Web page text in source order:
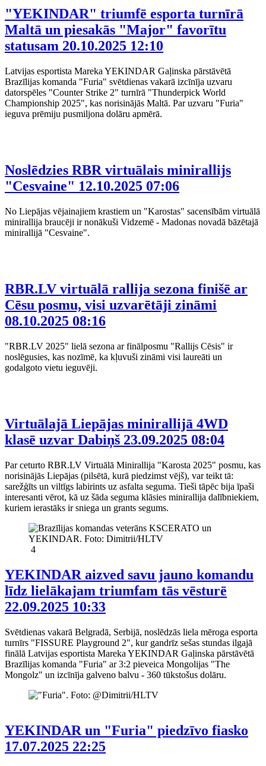
"YEKINDAR" triumfē esporta turnīrā
Maltā un piesakās "Major" favorītu
statusam 20.10.2025 12:10
Latvijas esportista Mareka YEKINDAR Gaļinska pārstāvētā
Brazīlijas komanda "Furia" svētdienas vakarā izcīnīja uzvaru
datorspēles "Counter Strike 2" turnīrā "Thunderpick World
Championship 2025", kas norisinājās Maltā. Par uzvaru "Furia"
ieguva prēmiju pusmiljona dolāru apmērā.
Noslēdzies RBR virtuālais minirallijs
"Cesvaine" 12.10.2025 07:06
No Liepājas vējainajiem krastiem un "Karostas" sacensībām virtuālā
minirallija braucēji ir nonākuši Vidzemē - Madonas novadā bāzētajā
minirallijā "Cesvaine".
RBR.LV virtuālā rallija sezona finišē ar
Cēsu posmu, visi uzvarētāji zināmi
08.10.2025 08:16
"RBR.LV 2025" lielā sezona ar finālposmu "Rallijs Cēsis" ir
noslēgusies, kas nozīmē, ka kļuvuši zināmi visi laureāti un
godalgoto vietu ieguvēji.
Virtuālajā Liepājas minirallijā 4WD
klasē uzvar Dabiņš 23.09.2025 08:04
Par ceturto RBR.LV Virtuālā Minirallija "Karosta 2025" posmu, kas
norisinājās Liepājas (pilsētā, kurā piedzimst vējš), var teikt tā:
sarežģīts un viltīgs labirints uz asfalta seguma. Tieši tāpēc bija īpaši
interesanti vērot, kā uz šāda seguma klāsies minirallija dalībniekiem,
kuriem ierastāks ir sniega un grants segums.
4
YEKINDAR aizved savu jauno komandu
līdz lielākajam triumfam tās vēsturē
22.09.2025 10:33
Svētdienas vakarā Belgradā, Serbijā, noslēdzās liela mēroga esporta
turnīrs "FISSURE Playground 2", kur gandrīz sešas stundas ilgajā
finālā Latvijas esportista Mareka YEKINDAR Gaļinska pārstāvētā
Brazīlijas komanda "Furia" ar 3:2 pieveica Mongolijas "The
Mongolz" un izcīnīja galveno balvu - 360 tūkstošus dolāru.
YEKINDAR un "Furia" piedzīvo fiasko
17.07.2025 22:25